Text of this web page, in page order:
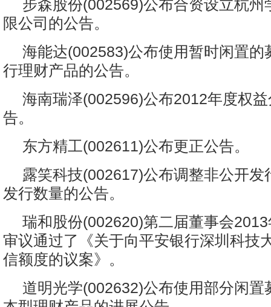
步森股份(002569)公布合资设立杭州
限公司的公告。
海能达(002583)公布使用暂时闲置的
行理财产品的公告。
海南瑞泽(002596)公布2012年度权
告。
东方精工(002611)公布更正公告。
露笑科技(002617)公布调整非公开发
发行数量的公告。
瑞和股份(002620)第二届董事会
审议通过了《关于向平安银行深圳科技
信额度的议案》。
道明光学(002632)公布使用部分闲置